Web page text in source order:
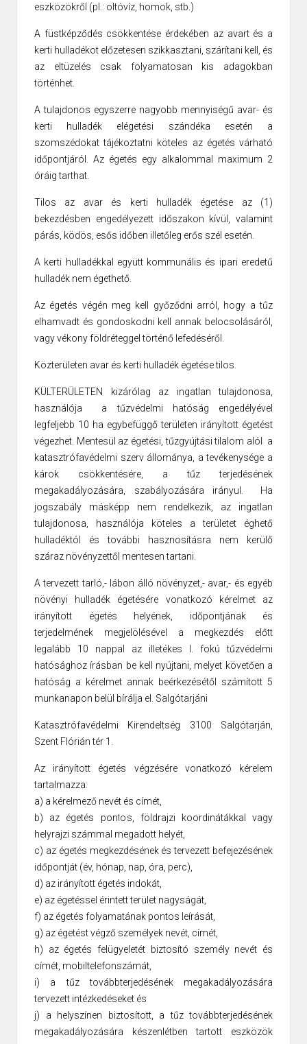
eszközökről (pl.: oltóvíz, homok, stb.)
A füstképződés csökkentése érdekében az avart és a
kerti hulladékot előzetesen szikkasztani, szárítani kell, és
az eltüzelés csak folyamatosan kis adagokban
történhet.
A tulajdonos egyszerre nagyobb mennyiségű avar- és
kerti hulladék elégetési szándéka esetén a
szomszédokat tájékoztatni köteles az égetés várható
időpontjáról. Az égetés egy alkalommal maximum 2
óráig tarthat.
Tilos az avar és kerti hulladék égetése az (1)
bekezdésben engedélyezett időszakon kívül, valamint
párás, ködös, esős időben illetőleg erős szél esetén.
A kerti hulladékkal együtt kommunális és ipari eredetű
hulladék nem égethető.
Az égetés végén meg kell győződni arról, hogy a tűz
elhamvadt és gondoskodni kell annak belocsolásáról,
vagy vékony földréteggel történő lefedéséről.
Közterületen avar és kerti hulladék égetése tilos.
KÜLTERÜLETEN kizárólag az ingatlan tulajdonosa,
használója a tűzvédelmi hatóság engedélyével
legfeljebb 10 ha egybefüggő területen irányított égetést
végezhet. Mentesül az égetési, tűzgyújtási tilalom alól a
katasztrófavédelmi szerv állománya, a tevékenysége a
károk csökkentésére, a tűz terjedésének
megakadályozására, szabályozására irányul. Ha
jogszabály másképp nem rendelkezik, az ingatlan
tulajdonosa, használója köteles a területet éghető
hulladéktól és további hasznosításra nem kerülő
száraz növényzettől mentesen tartani.
A tervezett tarló,- lábon álló növényzet,- avar,- és egyéb
növényi hulladék égetésére vonatkozó kérelmet az
irányított égetés helyének, időpontjának és
terjedelmének megjelölésével a megkezdés előtt
legalább 10 nappal az illetékes I. fokú tűzvédelmi
hatósághoz írásban be kell nyújtani, melyet követően a
hatóság a kérelmet annak beérkezésétől számított 5
munkanapon belül bírálja el. Salgótarjáni
Katasztrófavédelmi Kirendeltség 3100 Salgótarján,
Szent Flórián tér 1.
Az irányított égetés végzésére vonatkozó kérelem
tartalmazza:
a) a kérelmező nevét és címét,
b) az égetés pontos, földrajzi koordinátákkal vagy
helyrajzi számmal megadott helyét,
c) az égetés megkezdésének és tervezett befejezésének
időpontját (év, hónap, nap, óra, perc),
d) az irányított égetés indokát,
e) az égetéssel érintett terület nagyságát,
f) az égetés folyamatának pontos leírását,
g) az égetést végző személyek nevét, címét,
h) az égetés felügyeletét biztosító személy nevét és
címét, mobiltelefonszámát,
i) a tűz továbbterjedésének megakadályozására
tervezett intézkedéseket és
j) a helyszínen biztosított, a tűz továbbterjedésének
megakadályozására készenlétben tartott eszközök